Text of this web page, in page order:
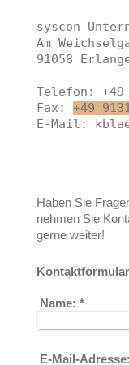
syscon
Am
91058
Telefon: +49
Fax: +49
E-Mail:
Haben Sie
nehmen Sie
gerne weiter!
Kontaktformular
Name: *
E-Mail-Adresse: